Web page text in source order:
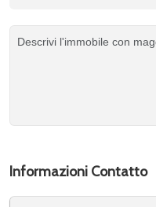
Informazioni Contatto